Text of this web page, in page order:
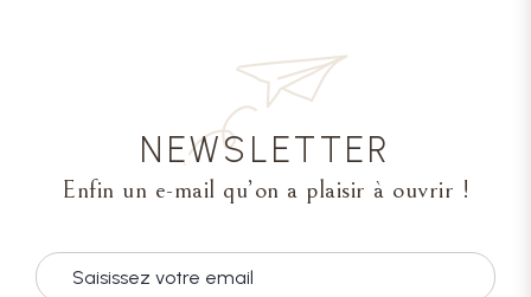
NEWSLETTER
Enfin un e-mail qu’on a plaisir à ouvrir !